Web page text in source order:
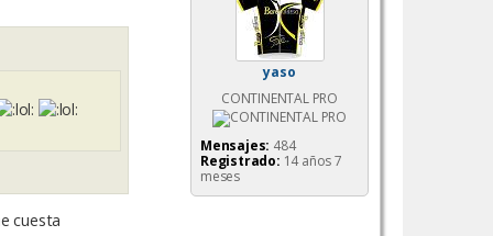
yaso
CONTINENTAL PRO
Mensajes: 484
Registrado: 14 años 7
meses
cuesta